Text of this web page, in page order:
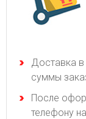
Доставка в
суммы
После
телефону